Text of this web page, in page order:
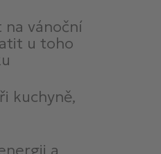
vánoční
u toho
kuchyně,
a